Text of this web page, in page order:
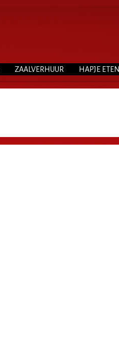
ZAALVERHUUR HAPJE ETEN